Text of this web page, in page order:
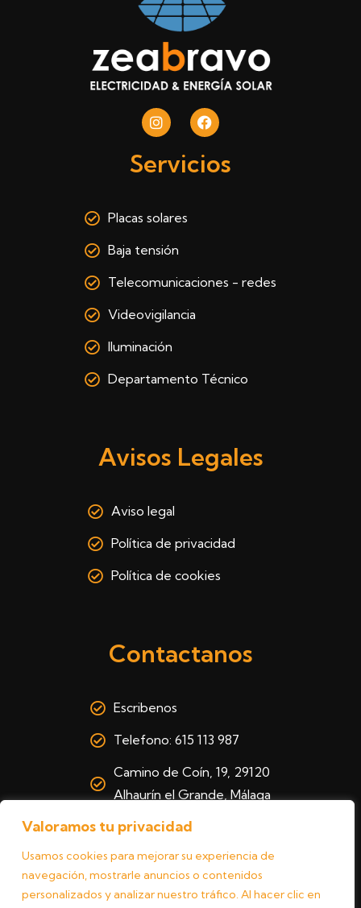
Valoramos tu privacidad
Usamos cookies para mejorar su experiencia de
navegación, mostrarle anuncios o contenidos
personalizados y analizar nuestro tráfico. Al hacer clic en
Servicios
Placas solares
Baja tensión
Telecomunicaciones - redes
Videovigilancia
Iluminación
Departamento Técnico
Avisos Legales
Aviso legal
Política de privacidad
Política de cookies
Contactanos
Escribenos
Telefono: 615 113 987
Camino de Coín, 19, 29120
Alhaurín el Grande, Málaga